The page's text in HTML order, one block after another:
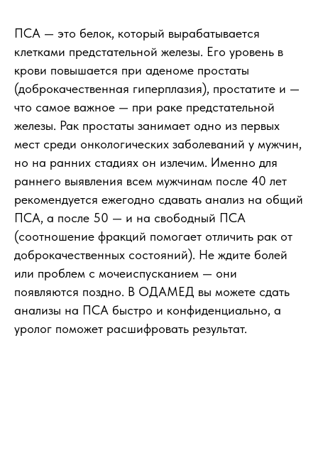
ПСА — это белок, который вырабатывается
клетками предстательной железы. Его уровень в
крови повышается при аденоме простаты
(доброкачественная гиперплазия), простатите и —
что самое важное — при раке предстательной
железы. Рак простаты занимает одно из первых
мест среди онкологических заболеваний у мужчин,
но на ранних стадиях он излечим. Именно для
раннего выявления всем мужчинам после 40 лет
рекомендуется ежегодно сдавать анализ на общий
ПСА, а после 50 — и на свободный ПСА
(соотношение фракций помогает отличить рак от
доброкачественных состояний). Не ждите болей
или проблем с мочеиспусканием — они
появляются поздно. В ОДАМЕД вы можете сдать
анализы на ПСА быстро и конфиденциально, а
уролог поможет расшифровать результат.